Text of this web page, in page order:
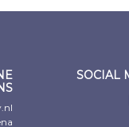
SOCIAL